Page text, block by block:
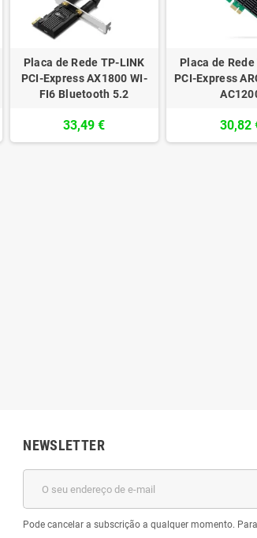
Placa de Rede TP-LINK
PCI-Express AX1800 WI-
FI6 Bluetooth 5.2
33,49 €
Placa de
PCI-Express
30,82
NEWSLETTER
Pode cancelar a subscrição a qualquer momento.